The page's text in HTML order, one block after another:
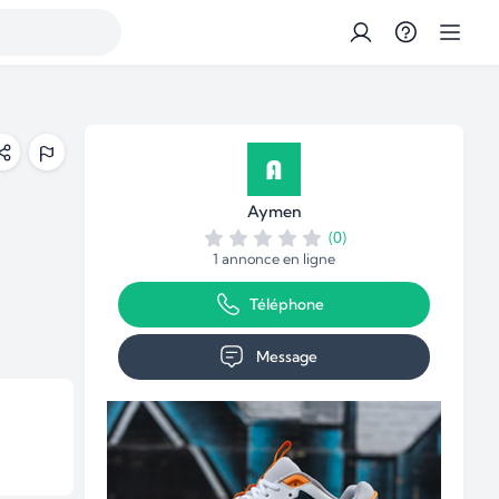
Aymen
(0)
1 annonce en ligne
Téléphone
Message